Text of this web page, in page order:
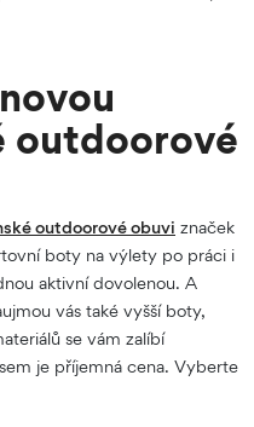
outdoorové
outdoorové obuvi značek
boty na výlety po práci i
aktivní dovolenou. A
vás také vyšší boty,
se vám zalíbí
je příjemná cena. Vyberte